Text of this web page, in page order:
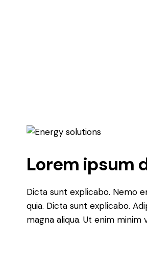
Lorem ipsum
Dicta sunt explicabo. Nemo
quia. Dicta sunt explicabo.
magna aliqua. Ut enim